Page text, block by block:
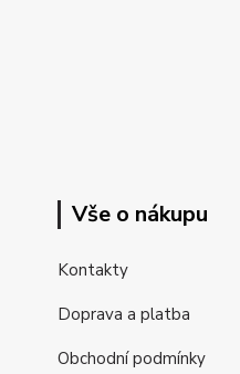
Vše o nákupu
Kontakty
Doprava a platba
Obchodní podmínky